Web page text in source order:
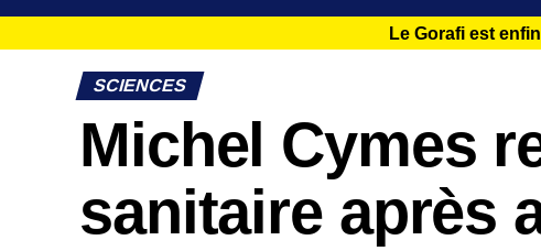
Le Gorafi est
SCIENCES
Michel Cymes
sanitaire après